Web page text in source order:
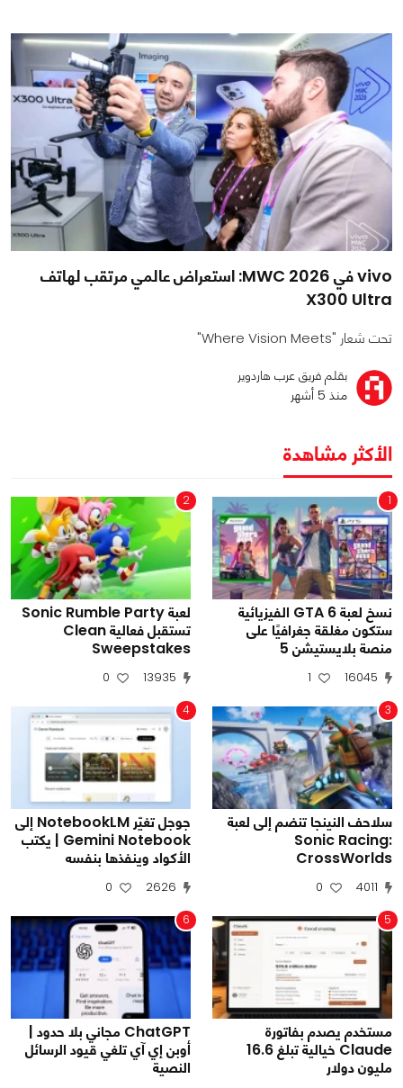
vivo في MWC 2026: استعراض عالمي مرتقب لهاتف
X300 Ultra
تحت شعار "Where Vision Meets"
بقلم فريق عرب هاردوير
منذ 5 أشهر
الأكثر مشاهدة
1
نسخ لعبة GTA 6 الفيزيائية
ستكون مغلقة جغرافيًا على
منصة بلايستيشن 5
16045
1
2
لعبة Sonic Rumble Party
تستقبل فعالية Clean
Sweepstakes
13935
0
3
سلاحف النينجا تنضم إلى لعبة
Sonic Racing:
CrossWorlds
4011
0
4
جوجل تغيّر NotebookLM إلى
Gemini Notebook | يكتب
الأكواد وينفذها بنفسه
2626
0
5
مستخدم يصدم بفاتورة
Claude خيالية تبلغ 16.6
مليون دولار
6
ChatGPT مجاني بلا حدود |
أوبن إي آي تلغي قيود الرسائل
النصية